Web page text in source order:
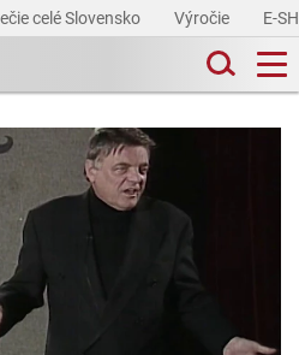
celé Slovensko Výročie E-